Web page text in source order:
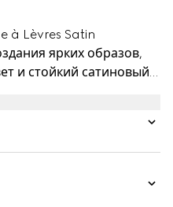
à Lèvres Satin
ярких образов,
и стойкий сатиновый
от среднего до
ар-деко.